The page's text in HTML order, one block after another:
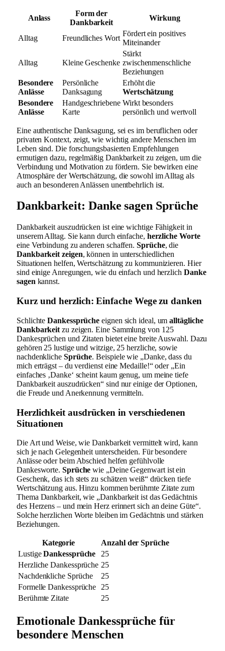
Anlass
Form der
Dankbarkeit
Wirkung
Alltag Freundliches Wort
Fördert ein positives
Miteinander
Alltag Kleine Geschenke
Stärkt
zwischenmenschliche
Beziehungen
Besondere
Anlässe
Persönliche
Danksagung
Erhöht die
Wertschätzung
Besondere
Anlässe
Handgeschriebene
Karte
Wirkt besonders
persönlich und wertvoll
Eine authentische Danksagung, sei es im beruflichen oder
privaten Kontext, zeigt, wie wichtig andere Menschen im
Leben sind. Die forschungsbasierten Empfehlungen
ermutigen dazu, regelmäßig Dankbarkeit zu zeigen, um die
Verbindung und Motivation zu fördern. Sie bewirken eine
Atmosphäre der Wertschätzung, die sowohl im Alltag als
auch an besonderen Anlässen unentbehrlich ist.
Dankbarkeit: Danke sagen Sprüche
Dankbarkeit auszudrücken ist eine wichtige Fähigkeit in
unserem Alltag. Sie kann durch einfache, herzliche Worte
eine Verbindung zu anderen schaffen.Sprüche, die
Dankbarkeit zeigen, können in unterschiedlichen
Situationen helfen, Wertschätzung zu kommunizieren. Hier
sind einige Anregungen, wie du einfach und herzlich Danke
sagen kannst.
Kurz und herzlich: Einfache Wege zu danken
SchlichteDankessprüche eignen sich ideal, umalltägliche
Dankbarkeit zu zeigen. Eine Sammlung von 125
Dankesprüchen und Zitaten bietet eine breite Auswahl. Dazu
gehören 25 lustige und witzige, 25 herzliche, sowie
nachdenkliche Sprüche. Beispiele wie „Danke, dass du
mich erträgst – du verdienst eine Medaille!“ oder „Ein
einfaches ‚Danke‘ scheint kaum genug, um meine tiefe
Dankbarkeit auszudrücken“ sind nur einige der Optionen,
die Freude und Anerkennung vermitteln.
Herzlichkeit ausdrücken in verschiedenen
Situationen
Die Art und Weise, wie Dankbarkeit vermittelt wird, kann
sich je nach Gelegenheit unterscheiden. Für besondere
Anlässe oder beim Abschied helfen gefühlvolle
Dankesworte. Sprüche wie „Deine Gegenwart ist ein
Geschenk, das ich stets zu schätzen weiß“ drücken tiefe
Wertschätzung aus. Hinzu kommen berühmte Zitate zum
Thema Dankbarkeit, wie „Dankbarkeit ist das Gedächtnis
des Herzens – und mein Herz erinnert sich an deine Güte“.
Solche herzlichen Worte bleiben im Gedächtnis und stärken
Beziehungen.
Kategorie
Anzahl der Sprüche
LustigeDankessprüche
25
Herzliche Dankessprüche 25
Nachdenkliche Sprüche
25
Formelle Dankessprüche
25
Berühmte Zitate
25
Emotionale Dankessprüche für
besondere Menschen